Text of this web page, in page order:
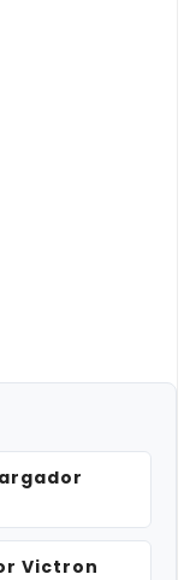
Victron